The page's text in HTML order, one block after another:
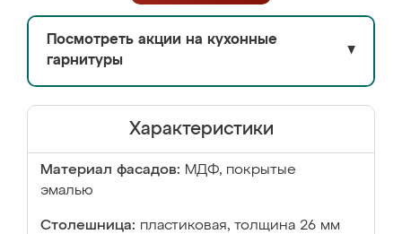
Посмотреть акции на кухонные
гарнитуры
▼
Характеристики
Материал фасадов: МДФ, покрытые
эмалью
Столешница: пластиковая, толщина 26 мм